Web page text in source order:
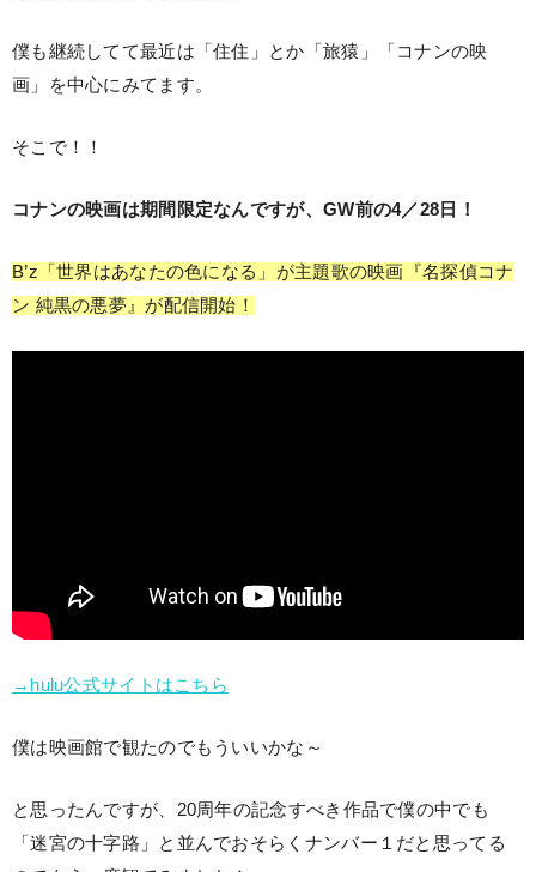
僕も継続してて最近は「住住」とか「旅猿」「コナンの映
画」を中心にみてます。
そこで！！
コナンの映画は期間限定なんですが、GW前の4／28日！
B’z「世界はあなたの色になる」が主題歌の映画『名探偵コナ
ン 純黒の悪夢』が配信開始！
→hulu公式サイトはこちら
僕は映画館で観たのでもういいかな～
と思ったんですが、20周年の記念すべき作品で僕の中でも
「迷宮の十字路」と並んでおそらくナンバー１だと思ってる